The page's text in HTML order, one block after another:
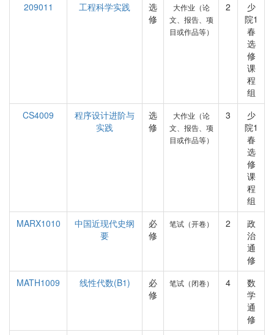
209011
工程科学实践
选
修
大作业（论
文、报告、项
目或作品等）
2
少
院1
春
选
修
课
程
组
CS4009
程序设计进阶与
实践
选
修
大作业（论
文、报告、项
目或作品等）
3
少
院1
春
选
修
课
程
组
MARX1010
中国近现代史纲
要
必
修
笔试（开卷） 2
政
治
通
修
MATH1009
线性代数(B1)
必
修
笔试（闭卷） 4
数
学
通
修